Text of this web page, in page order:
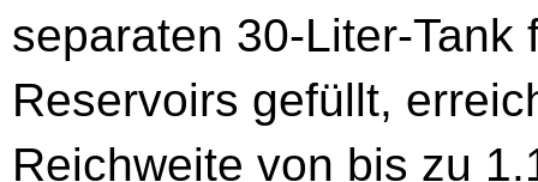
separaten 30-Liter-
Reservoirs gefüllt,
Reichweite von bis zu